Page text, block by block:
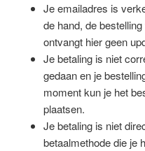
Je emailadres is
de hand, de
ontvangt hier geen
Je betaling is niet
gedaan en je
moment kun je het
plaatsen.
Je betaling is niet
betaalmethode die je